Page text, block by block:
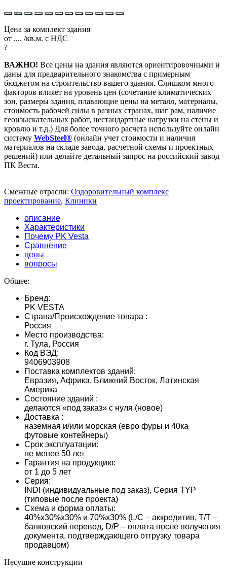
Цена за комплект здания
от .... /кв.м. с НДС
?
ВАЖНО! Все цены на здания являются ориентировочными и
даны для предварительного знакомства с примерным
бюджетом на строительство вашего здания. Слишком много
факторов влияет на уровень цен (сочетание климатических
зон, размеры здания, плавающие цены на металл, материалы,
стоимость рабочей силы в разных странах, шаг рам, наличие
геоизыскательных работ, нестандартные нагрузки на стены и
кровлю и т.д.) Для более точного расчета используйте онлайн
систему WebSteel® (онлайн учет стоимости и наличия
материалов на складе завода, расчетной схемы и проектных
решений) или делайте детальный запрос на российский завод
ПК Веста.
Смежные отрасли: Оздоровительный комплекс
проектирование, Клиники
описание
Характеристики
Почему PK Vesta
Сравнение
цены
вопросы
Общее:
Бренд:
PK VESTA
Страна/Происхождение товара :
Россия
Место производства:
г. Тула, Россия
Код ВЭД:
9406903908
Поставка комплектов зданий:
Евразия, Африка, Ближний Восток, Латинская
Америка
Состояние зданий :
делаются «под заказ» с нуля (новое)
Доставка :
наземная и/или морская (евро фуры и 40ка
футовые контейнеры)
Срок эксплуатации:
не менее 50 лет
Гарантия на продукцию:
от 1 до 5 лет
Серия:
INDI (индивидуальные под заказ), Серия TYP
(типовые после проекта)
Схема и форма оплаты:
40%х30%х30% и 70%х30% (L/С – аккредитив, T/T –
банковский перевод, D/P – оплата после получения
документа, подтверждающего отгрузку товара
продавцом)
Несущие конструкции